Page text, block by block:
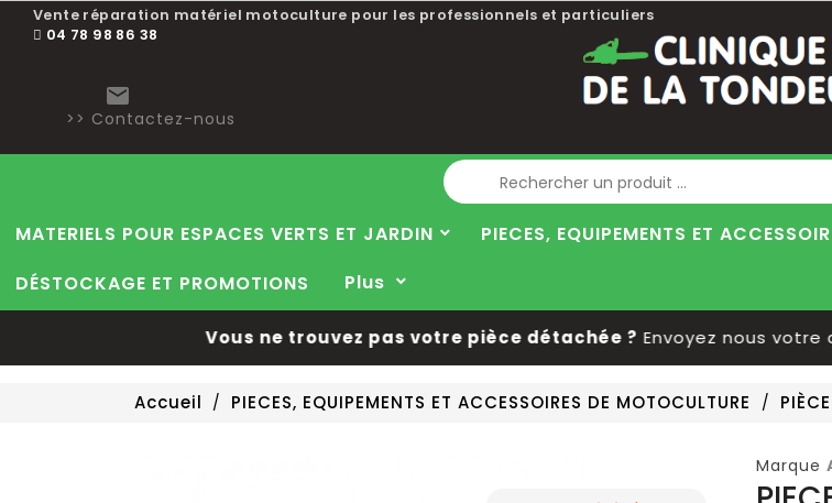
Vente réparation matériel motoculture pour les professionnels et particuliers
04 78 98 86 38

>> Contactez-nous
MATERIELS POUR ESPACES VERTS ET JARDIN PIECES, EQUIPEMENTS ET
DÉSTOCKAGE ET PROMOTIONS
Plus
Vous ne trouvez pas votre pièce détachée ?Envoyez nous votre
Accueil PIECES, EQUIPEMENTS ET ACCESSOIRES DE MOTOCULTURE
Marque